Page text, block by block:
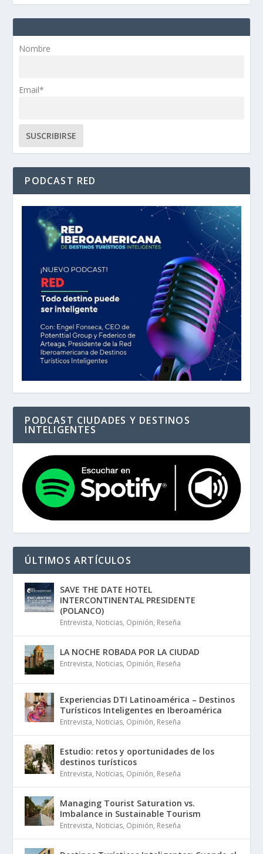
Nombre
Email*
PODCAST RED
PODCAST CIUDADES Y DESTINOS
INTELIGENTES
ÚLTIMOS ARTÍCULOS
SAVE THE DATE HOTEL
INTERCONTINENTAL PRESIDENTE
(POLANCO)
Entrevista, Noticias, Opinión, Reseña
LA NOCHE ROBADA POR LA CIUDAD
Entrevista, Noticias, Opinión, Reseña
Experiencias DTI Latinoamérica – Destinos
Turísticos Inteligentes en Iberoamérica
Entrevista, Noticias, Opinión, Reseña
Estudio: retos y oportunidades de los
destinos turísticos
Entrevista, Noticias, Opinión, Reseña
Managing Tourist Saturation vs.
Imbalance in Sustainable Tourism
Entrevista, Noticias, Opinión, Reseña